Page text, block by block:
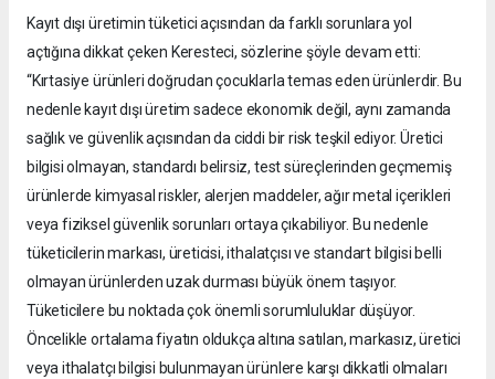
Kayıt dışı üretimin tüketici açısından da farklı sorunlara yol
açtığına dikkat çeken Keresteci, sözlerine şöyle devam etti:
“Kırtasiye ürünleri doğrudan çocuklarla temas eden ürünlerdir. Bu
nedenle kayıt dışı üretim sadece ekonomik değil, aynı zamanda
sağlık ve güvenlik açısından da ciddi bir risk teşkil ediyor. Üretici
bilgisi olmayan, standardı belirsiz, test süreçlerinden geçmemiş
ürünlerde kimyasal riskler, alerjen maddeler, ağır metal içerikleri
veya fiziksel güvenlik sorunları ortaya çıkabiliyor. Bu nedenle
tüketicilerin markası, üreticisi, ithalatçısı ve standart bilgisi belli
olmayan ürünlerden uzak durması büyük önem taşıyor.
Tüketicilere bu noktada çok önemli sorumluluklar düşüyor.
Öncelikle ortalama fiyatın oldukça altına satılan, markasız, üretici
veya ithalatçı bilgisi bulunmayan ürünlere karşı dikkatli olmaları